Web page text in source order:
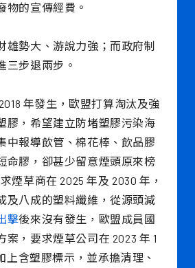
物的宣傳經費。
雄勢大、游說力強；而政府制
三步退兩步。
年發生，歐盟打算淘汰及強
膠，希望建立防堵塑膠污染海
中報導飲管、棉花棒、飲品膠
命膠，卻甚少留意煙頭原來榜
煙草商在 2025 年及 2030 年，
及八成的塑料纖維，從源頭減
擊後來沒有發生，歐盟成員國
案，要求煙草公司在 2023 年 1
上含塑膠標示，並承擔清理、